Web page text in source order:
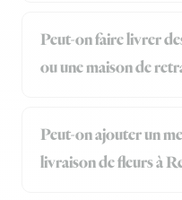
Peut-on faire livrer
ou une maison de
Peut-on ajouter un
livraison de fleurs à